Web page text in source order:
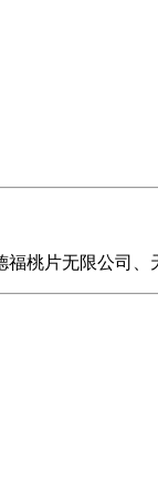
片无限公司、